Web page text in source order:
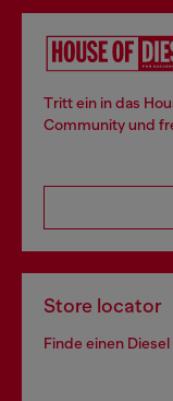
Tritt ein in das
Community und
Store locator
Finde einen